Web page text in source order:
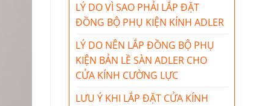
LÝ DO VÌ SAO PHẢI LẮP ĐẶT
ĐỒNG BỘ PHỤ KIỆN KÍNH ADLER
LÝ DO NÊN LẮP ĐỒNG BỘ PHỤ
KIỆN BẢN LỀ SÀN ADLER CHO
CỬA KÍNH CƯỜNG LỰC
LƯU Ý KHI LẮP ĐẶT CỬA KÍNH